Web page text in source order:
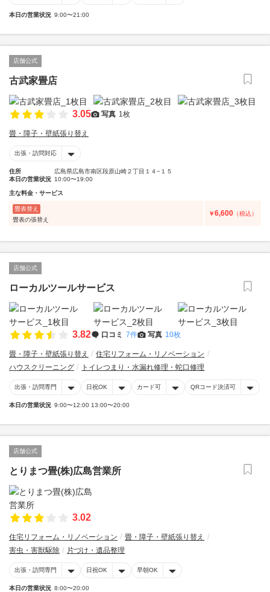
本日の営業状況 9:00〜21:00
店舗公式
古武家畳店
3.05 写真 1枚
畳・障子・壁紙張り替え
出張・訪問対応
住所
広島県広島市南区段原山崎２丁目１４−１５
本日の営業状況 10:00〜19:00
主な料金・サービス
畳表替え
畳表の張替え
￥6,600 （税込）
店舗公式
ローカルツールサービス
3.82 口コミ 7件 写真 10枚
畳・障子・壁紙張り替え
住宅リフォーム・リノベーション
ハウスクリーニング
トイレつまり・水漏れ修理・蛇口修理
出張・訪問専門 日祝OK カード可 QRコード決済可
本日の営業状況 9:00〜12:00 13:00〜20:00
店舗公式
とりまつ畳(株)広島営業所
3.02
住宅リフォーム・リノベーション
畳・障子・壁紙張り替え
害虫・害獣駆除
片づけ・遺品整理
出張・訪問専門 日祝OK 早朝OK
本日の営業状況 8:00〜20:00